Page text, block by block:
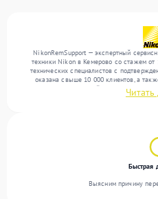
NikonRemSupport — экспертный
техники Nikon в Кемерово со стажем
технических специалистов с
оказана свыше 10 000 клиентов, а
Ежемесячно в сервисный центр поступает
устраняем поломки любой сложности и
Читать
Быстрая
Выясним причину